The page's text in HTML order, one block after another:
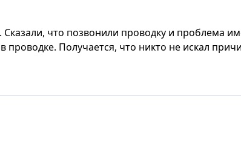
что позвонили проводку и проблема
Получается, что никто не искал